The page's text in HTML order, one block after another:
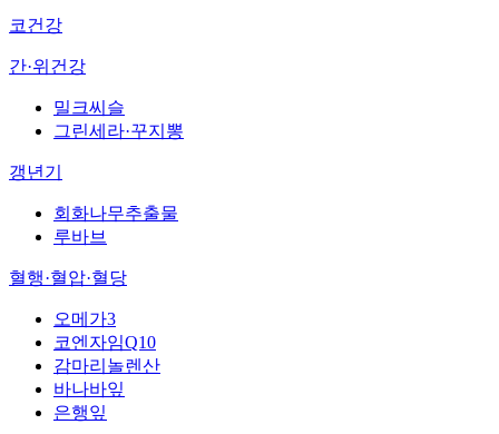
코건강
간·위건강
밀크씨슬
그린세라·꾸지뽕
갱년기
회화나무추출물
루바브
혈행·혈압·혈당
오메가3
코엔자임Q10
감마리놀렌산
바나바잎
은행잎